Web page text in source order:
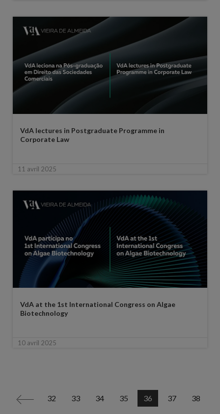
VdA lectures in Postgraduate Programme in
Corporate Law
11 avril 2025
VdA at the 1st International Congress on Algae
Biotechnology
10 avril 2025
< 32 33 34 35 36 37 38